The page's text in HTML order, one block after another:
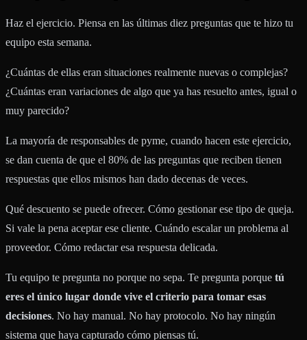
Haz el ejercicio. Piensa en las últimas diez preguntas que te hizo tu
equipo esta semana.
¿Cuántas de ellas eran situaciones realmente nuevas o complejas?
¿Cuántas eran variaciones de algo que ya has resuelto antes, igual o
muy parecido?
La mayoría de responsables de pyme, cuando hacen este ejercicio,
se dan cuenta de que el 80% de las preguntas que reciben tienen
respuestas que ellos mismos han dado decenas de veces.
Qué descuento se puede ofrecer. Cómo gestionar ese tipo de queja.
Si vale la pena aceptar ese cliente. Cuándo escalar un problema al
proveedor. Cómo redactar esa respuesta delicada.
Tu equipo te pregunta no porque no sepa. Te pregunta porque tú
eres el único lugar donde vive el criterio para tomar esas
decisiones. No hay manual. No hay protocolo. No hay ningún
sistema que haya capturado cómo piensas tú.